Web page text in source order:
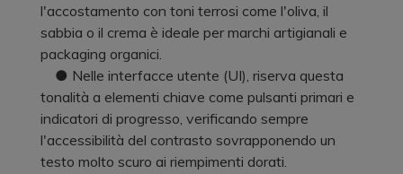
l'accostamento con toni terrosi come l'oliva, il
sabbia o il crema è ideale per marchi artigianali e
packaging organici.
● Nelle interfacce utente (UI), riserva questa
tonalità a elementi chiave come pulsanti primari e
indicatori di progresso, verificando sempre
l'accessibilità del contrasto sovrapponendo un
testo molto scuro ai riempimenti dorati.